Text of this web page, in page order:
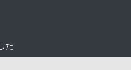
た